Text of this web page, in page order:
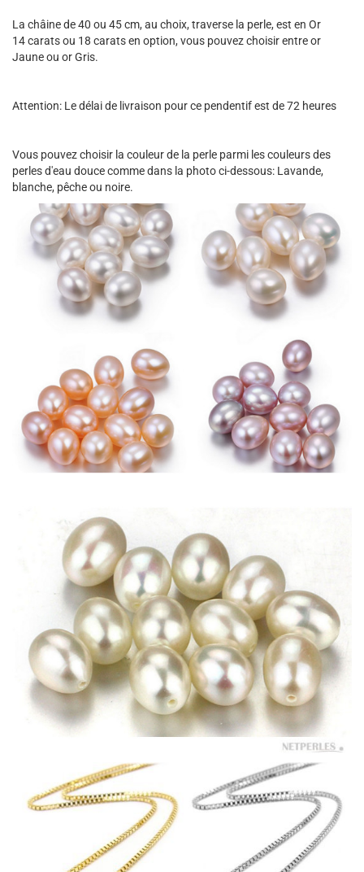
La châine de 40 ou 45 cm, au choix, traverse la perle, est en Or
14 carats ou 18 carats en option, vous pouvez choisir entre or
Jaune ou or Gris.
Attention: Le délai de livraison pour ce pendentif est de 72 heures
Vous pouvez choisir la couleur de la perle parmi les couleurs des
perles d'eau douce comme dans la photo ci-dessous: Lavande,
blanche, pêche ou noire.